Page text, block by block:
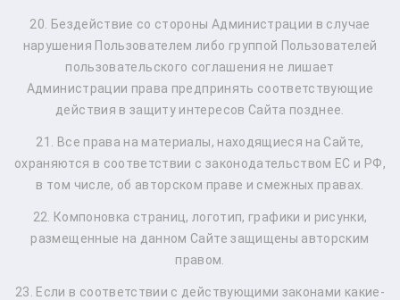
20. Бездействие со стороны Администрации в случае
нарушения Пользователем либо группой Пользователей
пользовательского соглашения не лишает
Администрации права предпринять соответствующие
действия в защиту интересов Сайта позднее.
21. Все права на материалы, находящиеся на Сайте,
охраняются в соответствии с законодательством ЕС и РФ,
в том числе, об авторском праве и смежных правах.
22. Компоновка страниц, логотип, графики и рисунки,
размещенные на данном Сайте защищены авторским
правом.
23. Если в соответствии с действующими законами какие-